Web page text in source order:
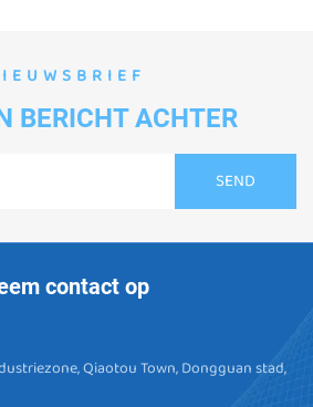
BERICHT ACHTER
contact op
Qiaotou Town, Dongguan stad,